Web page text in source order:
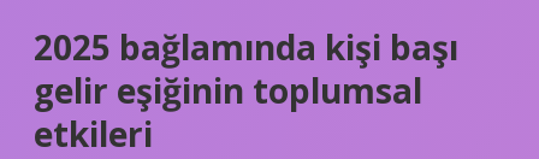
2025 bağlamında kişi başı
gelir eşiğinin toplumsal
etkileri